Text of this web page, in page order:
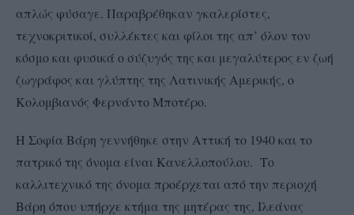
απλώς φύσαγε. Παραβρέθηκαν γκαλερίστες,
τεχνοκριτικοί, συλλέκτες και φίλοι της απ’ όλον τον
κόσμο και φυσικά ο σύζυγός της και μεγαλύτερος εν ζωή
ζωγράφος και γλύπτης της Λατινικής Αμερικής, ο
Κολομβιανός Φερνάντο Μποτέρο.
Η Σοφία Βάρη γεννήθηκε στην Αττική το 1940 και το
πατρικό της όνομα είναι Κανελλοπούλου. Το
καλλιτεχνικό της όνομα προέρχεται από την περιοχή
Βάρη όπου υπήρχε κτήμα της μητέρας της, Ιλεάνας